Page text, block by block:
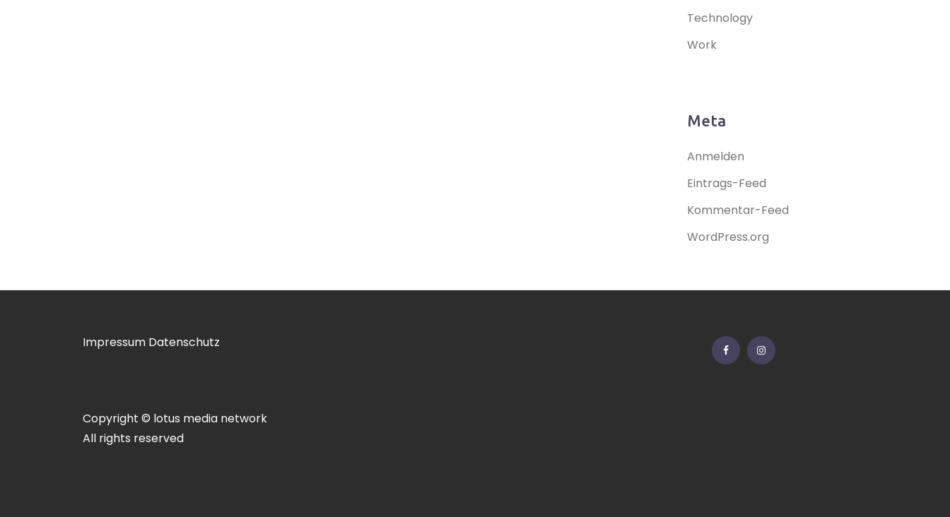
Technology
Work
Meta
Anmelden
Eintrags-Feed
Kommentar-Feed
WordPress.org
Impressum Datenschutz
Copyright © lotus media network
All rights reserved
FacebookInstagram